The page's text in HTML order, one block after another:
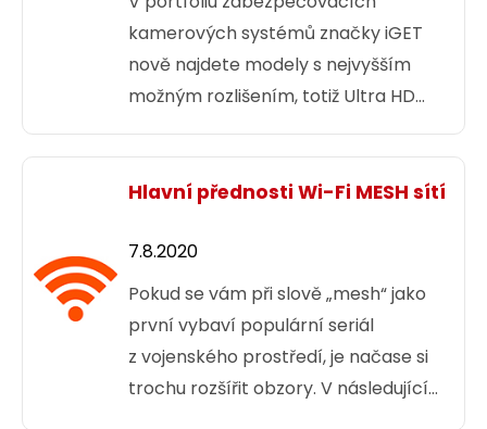
kamerových systémů značky iGET
nově najdete modely s nejvyšším
možným rozlišením, totiž Ultra HD
neboli 4K.
Hlavní přednosti Wi-Fi MESH sítí
7.8.2020
Pokud se vám při slově „mesh“ jako
první vybaví populární seriál
z vojenského prostředí, je načase si
trochu rozšířit obzory. V následujícím